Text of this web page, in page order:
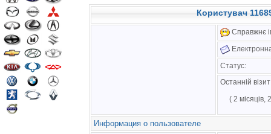
Користувач
Справжнє
Статус:
Останній
( 2 місяців,
Информация о пользователе